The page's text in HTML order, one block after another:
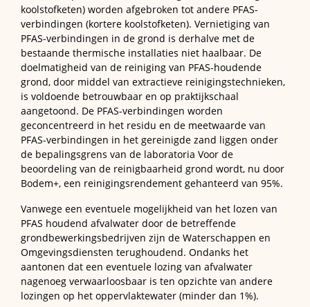
koolstofketen) worden afgebroken tot andere PFAS-
verbindingen (kortere koolstofketen). Vernietiging van
PFAS-verbindingen in de grond is derhalve met de
bestaande thermische installaties niet haalbaar. De
doelmatigheid van de reiniging van PFAS-houdende
grond, door middel van extractieve reinigingstechnieken,
is voldoende betrouwbaar en op praktijkschaal
aangetoond. De PFAS-verbindingen worden
geconcentreerd in het residu en de meetwaarde van
PFAS-verbindingen in het gereinigde zand liggen onder
de bepalingsgrens van de laboratoria Voor de
beoordeling van de reinigbaarheid grond wordt, nu door
Bodem+, een reinigingsrendement gehanteerd van 95%.
Vanwege een eventuele mogelijkheid van het lozen van
PFAS houdend afvalwater door de betreffende
grondbewerkingsbedrijven zijn de Waterschappen en
Omgevingsdiensten terughoudend. Ondanks het
aantonen dat een eventuele lozing van afvalwater
nagenoeg verwaarloosbaar is ten opzichte van andere
lozingen op het oppervlaktewater (minder dan 1%).